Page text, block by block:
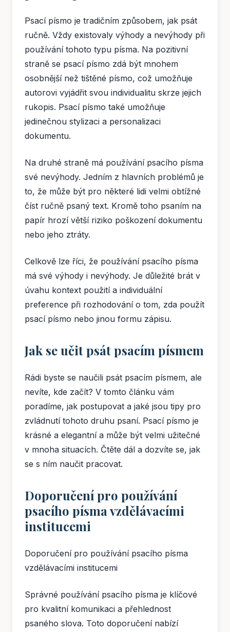
Psací písmo je tradičním způsobem, jak psát
ručně. Vždy existovaly výhody a nevýhody při
používání tohoto typu písma. Na pozitivní
straně se psací písmo zdá být mnohem
osobnější než tištěné písmo, což umožňuje
autorovi vyjádřit svou individualitu skrze jejich
rukopis. Psací písmo také umožňuje
jedinečnou stylizaci a personalizaci
dokumentu.
Na druhé straně má používání psacího písma
své nevýhody. Jedním z hlavních problémů je
to, že může být pro některé lidi velmi obtížné
číst ručně psaný text. Kromě toho psaním na
papír hrozí větší riziko poškození dokumentu
nebo jeho ztráty.
Celkově lze říci, že používání psacího písma
má své výhody i nevýhody. Je důležité brát v
úvahu kontext použití a individuální
preference při rozhodování o tom, zda použít
psací písmo nebo jinou formu zápisu.
Jak se učit psát psacím písmem
Rádi byste se naučili psát psacím písmem, ale
nevíte, kde začít? V tomto článku vám
poradíme, jak postupovat a jaké jsou tipy pro
zvládnutí tohoto druhu psaní. Psací písmo je
krásné a elegantní a může být velmi užitečné
v mnoha situacích. Čtěte dál a dozvíte se, jak
se s ním naučit pracovat.
Doporučení pro používání
psacího písma vzdělávacími
institucemi
Doporučení pro používání psacího písma
vzdělávacími institucemi
Správné používání psacího písma je klíčové
pro kvalitní komunikaci a přehlednost
psaného slova. Toto doporučení nabízí